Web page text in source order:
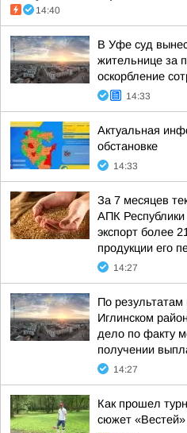
14:40
В Уфе суд
жительнице за
оскорбление
14:33
Актуальная
обстановке
14:33
За 7 месяцев
АПК
экспорт более
продукции его
14:27
По результатам
Иглинском
дело по факту
получении
14:27
Как прошел
сюжет «Вестей»